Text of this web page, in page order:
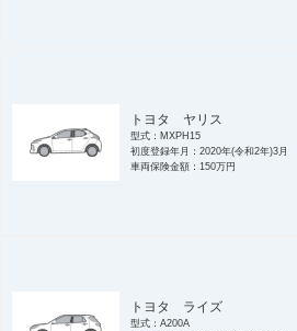
トヨタ ヤリス
型式：MXPH15
初度登録年月：2020年(令和2年)3月
車両保険金額：150万円
トヨタ ライズ
型式：A200A